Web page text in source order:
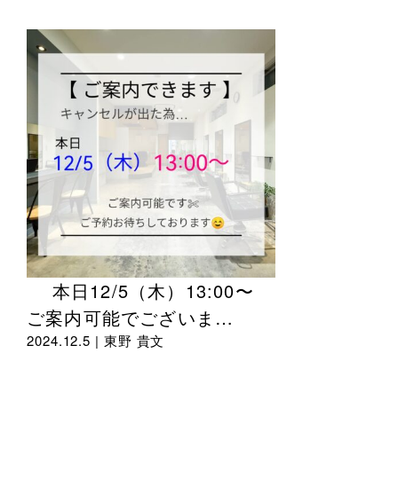
本日12/5（木）13:00〜
ご案内可能でございま…
2024.12.5 | 東野 貴文